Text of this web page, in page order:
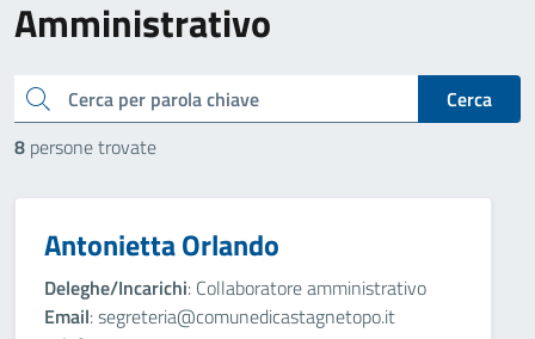
Amministrativo
cerca
Cerca
8 persone trovate
Antonietta Orlando
Deleghe/Incarichi: Collaboratore amministrativo
Email: segreteria@comunedicastagnetopo.it